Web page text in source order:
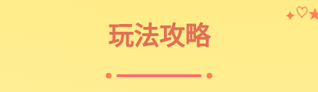
玩法攻略
✦♡